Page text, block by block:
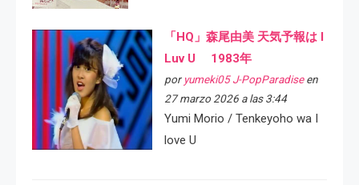
「HQ」森尾由美 天気予報は I
Luv U 1983年
por yumeki05 J-PopParadiseen
27 marzo 2026 a las 3:44
Yumi Morio / Tenkeyoho wa I
love U